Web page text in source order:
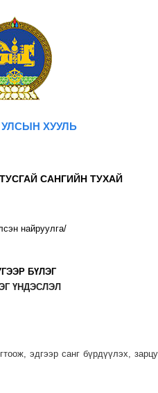
ХУУЛЬ
САНГИЙН ТУХАЙ
найруулга/
БҮЛЭГ
ҮНДЭСЛЭЛ
эдгээр санг бүрдүүлэх,